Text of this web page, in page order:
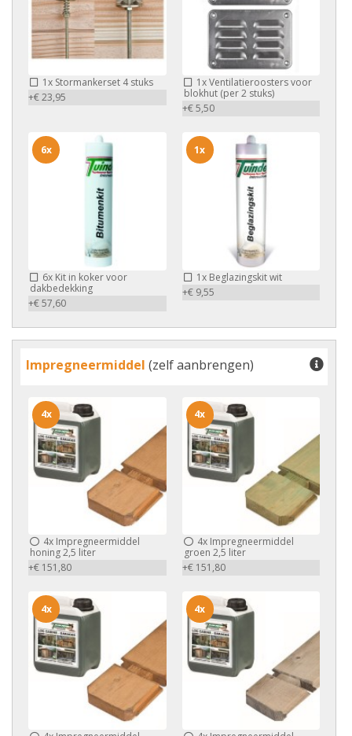
1x Stormankerset 4 stuks
+€ 23,95
1xVentilatieroosters voor
blokhut (per 2 stuks)
+€ 5,50
6x Kit in koker voor
dakbedekking
+€ 57,60
6x
1xBeglazingskit wit
+€ 9,55
1x
Impregneermiddel (zelf aanbrengen)
4x Impregneermiddel
honing 2,5 liter
+€ 151,80
4x
4xImpregneermiddel
groen 2,5 liter
+€ 151,80
4x
4x 4x